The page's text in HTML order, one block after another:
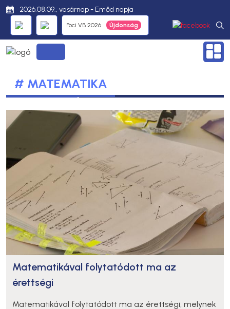
2026.08.09., vasárnap - Emőd napja
Foci VB 2026
# MATEMATIKA
Matematikával folytatódott ma az
érettségi
Matematikával folytatódott ma az érettségi, melynek